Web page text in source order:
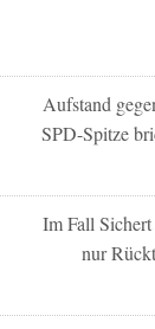
Aufstand
SPD-Spitze
Im Fall
nur